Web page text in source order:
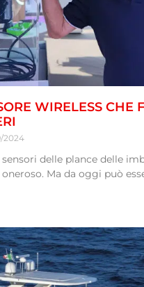
WIRELESS CHE
2024
delle plance delle
Ma da oggi può